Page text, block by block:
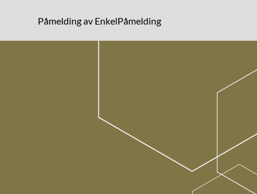
Gå til påmelding
Påmelding av EnkelPåmelding(opens in a new window)